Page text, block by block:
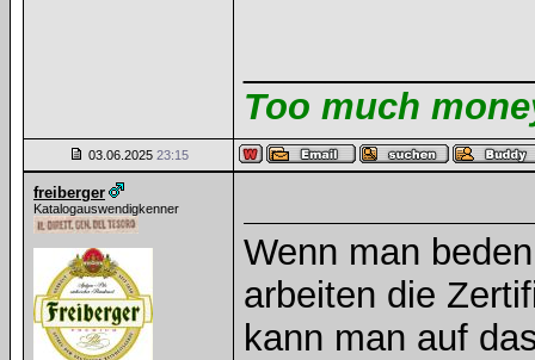
Too much
03.06.2025 23:15
freiberger
Katalogauswendigkenner
Wenn man
arbeiten die
kann man auf